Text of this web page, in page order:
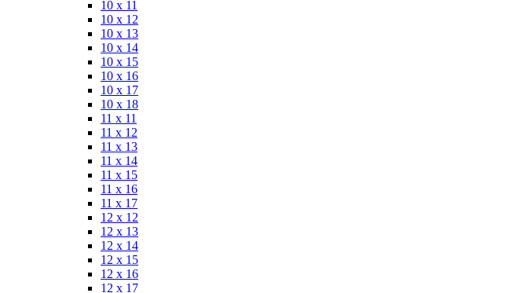
10 x 11
10 x 12
10 x 13
10 x 14
10 x 15
10 x 16
10 x 17
10 x 18
11 x 11
11 x 12
11 x 13
11 x 14
11 x 15
11 x 16
11 x 17
12 x 12
12 x 13
12 x 14
12 x 15
12 x 16
12 x 17